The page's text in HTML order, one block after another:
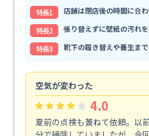
特⻑1
店舗は閉店後の時間に合
特⻑2
張り替えずに壁紙の汚れ
特⻑3
靴下の履き替えや養生ま
空気が変わった
4.0
夏前の点検も兼ねて依頼。以